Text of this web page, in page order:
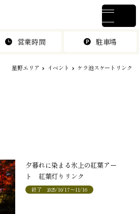
営業時間 駐車場
星野エリア イベント ケラ池スケートリンク
夕暮れに染まる氷上の紅葉アー
ト 紅葉灯りリンク
終了 2025/10/17～11/16